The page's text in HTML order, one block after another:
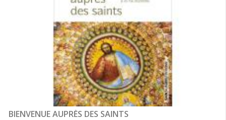
BIENVENUE AUPRÈS DES SAINTS